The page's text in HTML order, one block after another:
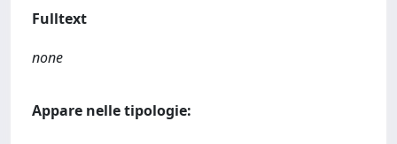
Fulltext
none
Appare nelle tipologie: